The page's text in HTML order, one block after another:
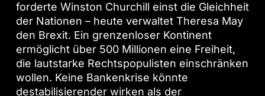
forderte Winston Churchill einst die Gleichheit
der Nationen – heute verwaltet Theresa May
den Brexit. Ein grenzenloser Kontinent
ermöglicht über 500 Millionen eine Freiheit,
die lautstarke Rechtspopulisten einschränken
wollen. Keine Bankenkrise könnte
destabilisierender wirken als der